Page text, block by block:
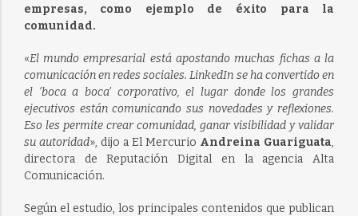
empresas, como ejemplo de éxito para la
comunidad.
«El mundo empresarial está apostando muchas fichas a la
comunicación en redes sociales. LinkedIn se ha convertido en
el ‘boca a boca’ corporativo, el lugar donde los grandes
ejecutivos están comunicando sus novedades y reflexiones.
Eso les permite crear comunidad, ganar visibilidad y validar
su autoridad», dijo a El Mercurio Andreina Guariguata,
directora de Reputación Digital en la agencia Alta
Comunicación.
Según el estudio, los principales contenidos que publican